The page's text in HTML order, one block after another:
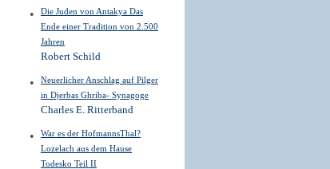
Die Juden von Antakya Das
Ende einer Tradition von 2.500
Jahren
Robert Schild
Neuerlicher Anschlag auf Pilger
in Djerbas Ghriba- Synagoge
Charles E. Ritterband
War es der HofmannsThal?
Lozelach aus dem Hause
Todesko Teil II